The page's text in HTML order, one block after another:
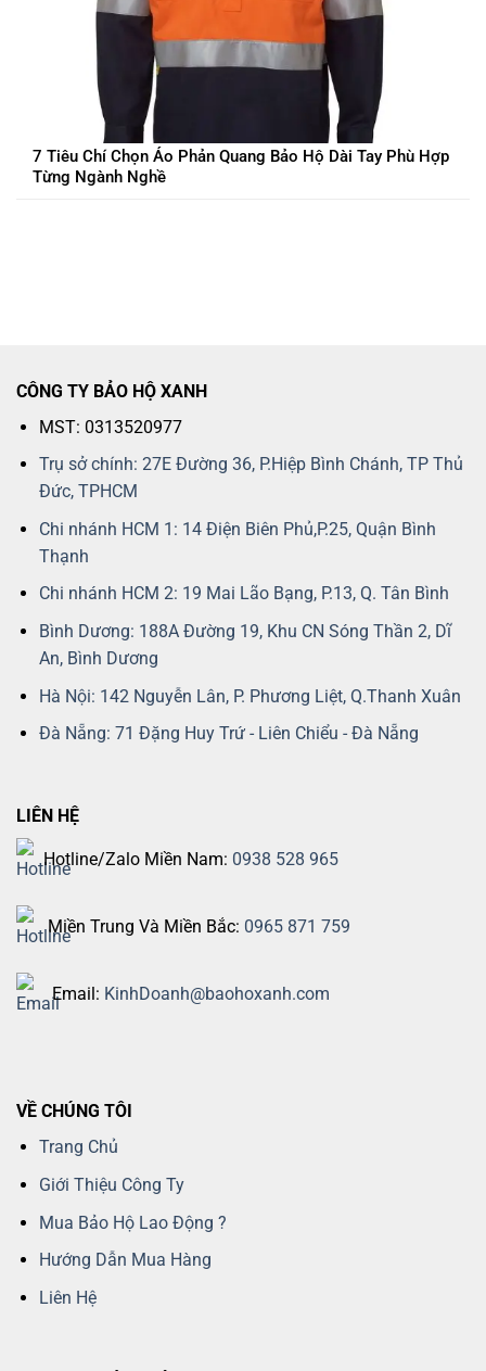
7 Tiêu Chí Chọn Áo Phản Quang Bảo Hộ Dài Tay Phù Hợp
Từng Ngành Nghề
CÔNG TY BẢO HỘ XANH
MST: 0313520977
Trụ sở chính: 27E Đường 36, P.Hiệp Bình Chánh, TP Thủ
Đức, TPHCM
Chi nhánh HCM 1: 14 Điện Biên Phủ,P.25, Quận Bình
Thạnh
Chi nhánh HCM 2: 19 Mai Lão Bạng, P.13, Q. Tân Bình
Bình Dương: 188A Đường 19, Khu CN Sóng Thần 2, Dĩ
An, Bình Dương
Hà Nội: 142 Nguyễn Lân, P. Phương Liệt, Q.Thanh Xuân
Đà Nẵng: 71 Đặng Huy Trứ - Liên Chiểu - Đà Nẵng
LIÊN HỆ
Hotline/Zalo Miền Nam: 0938 528 965
Miền Trung Và Miền Bắc: 0965 871 759
Email: KinhDoanh@baohoxanh.com
VỀ CHÚNG TÔI
Trang Chủ
Giới Thiệu Công Ty
Mua Bảo Hộ Lao Động ?
Hướng Dẫn Mua Hàng
Liên Hệ